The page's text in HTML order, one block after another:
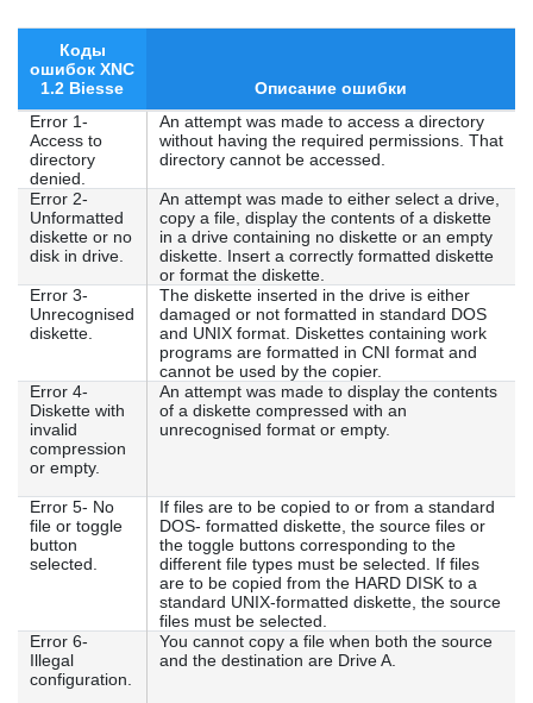
Коды
ошибок XNC
1.2 Biesse
Описание ошибки
Error 1-
Access to
directory
denied.
An attempt was made to access a directory
without having the required permissions. That
directory cannot be accessed.
Error 2-
Unformatted
diskette or no
disk in drive.
An attempt was made to either select a drive,
copy a file, display the contents of a diskette
in a drive containing no diskette or an empty
diskette. Insert a correctly formatted diskette
or format the diskette.
Error 3-
Unrecognised
diskette.
The diskette inserted in the drive is either
damaged or not formatted in standard DOS
and UNIX format. Diskettes containing work
programs are formatted in CNI format and
cannot be used by the copier.
Error 4-
Diskette with
invalid
compression
or empty.
An attempt was made to display the contents
of a diskette compressed with an
unrecognised format or empty.
Error 5- No
file or toggle
button
selected.
If files are to be copied to or from a standard
DOS- formatted diskette, the source files or
the toggle buttons corresponding to the
different file types must be selected. If files
are to be copied from the HARD DISK to a
standard UNIX-formatted diskette, the source
files must be selected.
Error 6-
Illegal
configuration.
You cannot copy a file when both the source
and the destination are Drive A.